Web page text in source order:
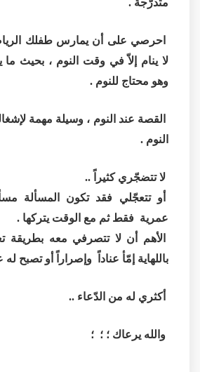
متدرّجة .
احرصي على أن يمارس طفلك
لا ينام إلاّ في وقت النوم ، بحيث ما
وهو محتاج للنوم .
القصة عند النوم ، وسيلة مهمة
النوم .
لا تتضجّري كثيراً ..
أو تتعجّلي فقد تكون المسألة
عمرية فقط ثم مع الوقت يتركها .
الأهم أن لا تتصرفي معه بطريقة
باللهاية إمّأ عناداً وإصراراً أو تصبح له
أكثري له من الدّعاء ..
والله يرعاك ؛ ؛ ؛